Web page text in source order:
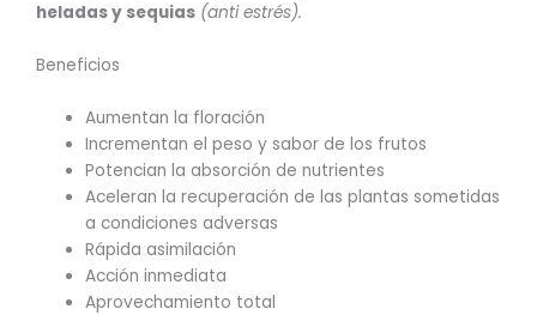
heladas y sequias (anti estrés).
Beneficios
Aumentan la floración
Incrementan el peso y sabor de los frutos
Potencian la absorción de nutrientes
Aceleran la recuperación de las plantas sometidas
a condiciones adversas
Rápida asimilación
Acción inmediata
Aprovechamiento total